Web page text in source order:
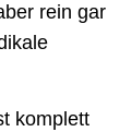
rein gar
komplett